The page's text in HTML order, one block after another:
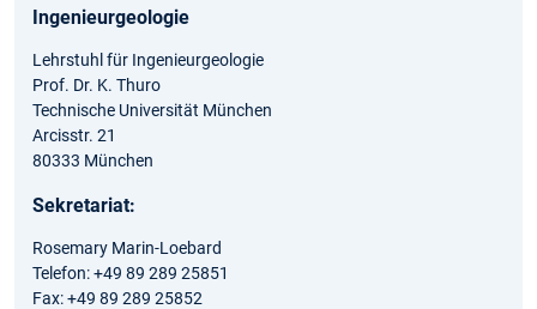
Ingenieurgeologie
Lehrstuhl für Ingenieurgeologie
Prof. Dr. K. Thuro
Technische Universität München
Arcisstr. 21
80333 München
Sekretariat:
Rosemary Marin-Loebard
Telefon: +49 89 289 25851
Fax: +49 89 289 25852